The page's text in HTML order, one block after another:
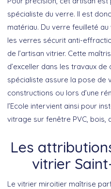
spécialiste du verre. Il est
matériau. Du verre feuilleté
les verres sécurit anti-
de l’artisan vitrier. Cette
d’exceller dans les travaux
spécialiste assure la pose de
constructions ou lors d’une
l’Ecole intervient ainsi pour
vitrage sur fenêtre PVC, bois,
Les
vitrier
Le vitrier miroitier maîtrise